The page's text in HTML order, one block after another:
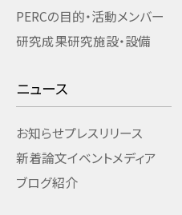
PERCの目的・活動メンバー
研究成果研究施設・設備
ニュース
お知らせプレスリリース
新着論文イベントメディア
ブログ紹介